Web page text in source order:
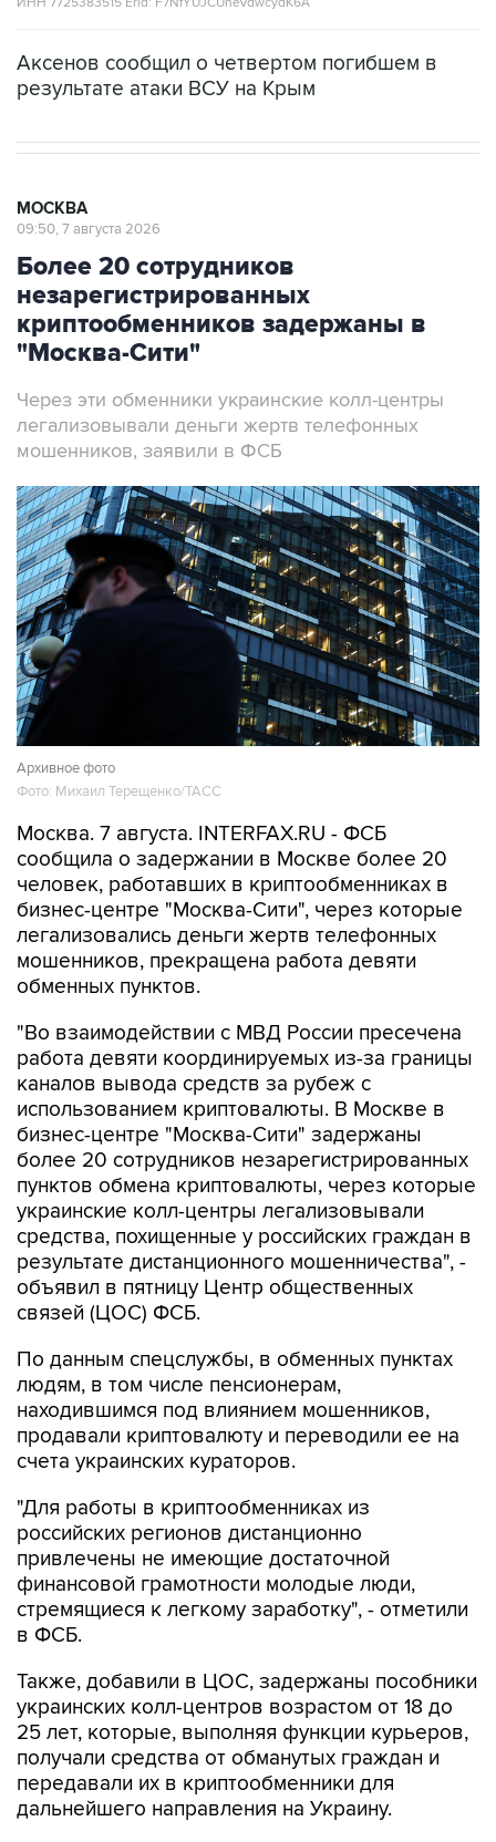
Аксенов сообщил о четвертом погибшем в
результате атаки ВСУ на Крым
МОСКВА
09:50, 7 августа 2026
Более 20 сотрудников
незарегистрированных
криптообменников задержаны в
"Москва-Сити"
Через эти обменники украинские колл-центры
легализовывали деньги жертв телефонных
мошенников, заявили в ФСБ
Архивное фото
Фото: Михаил Терещенко/ТАСС
Москва. 7 августа. INTERFAX.RU - ФСБ
сообщила о задержании в Москве более 20
человек, работавших в криптообменниках в
бизнес-центре "Москва-Сити", через которые
легализовались деньги жертв телефонных
мошенников, прекращена работа девяти
обменных пунктов.
"Во взаимодействии с МВД России пресечена
работа девяти координируемых из-за границы
каналов вывода средств за рубеж с
использованием криптовалюты. В Москве в
бизнес-центре "Москва-Сити" задержаны
более 20 сотрудников незарегистрированных
пунктов обмена криптовалюты, через которые
украинские колл-центры легализовывали
средства, похищенные у российских граждан в
результате дистанционного мошенничества", -
объявил в пятницу Центр общественных
связей (ЦОС) ФСБ.
По данным спецслужбы, в обменных пунктах
людям, в том числе пенсионерам,
находившимся под влиянием мошенников,
продавали криптовалюту и переводили ее на
счета украинских кураторов.
"Для работы в криптообменниках из
российских регионов дистанционно
привлечены не имеющие достаточной
финансовой грамотности молодые люди,
стремящиеся к легкому заработку", - отметили
в ФСБ.
Также, добавили в ЦОС, задержаны пособники
украинских колл-центров возрастом от 18 до
25 лет, которые, выполняя функции курьеров,
получали средства от обманутых граждан и
передавали их в криптообменники для
дальнейшего направления на Украину.